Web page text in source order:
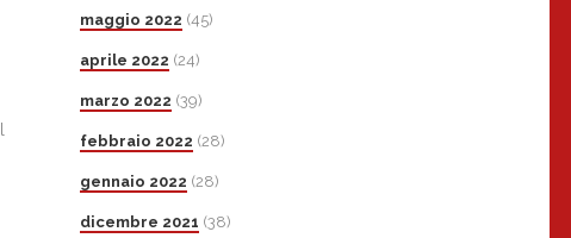
maggio 2022 (45)
aprile 2022 (24)
marzo 2022 (39)
febbraio 2022 (28)
gennaio 2022 (28)
dicembre 2021 (38)